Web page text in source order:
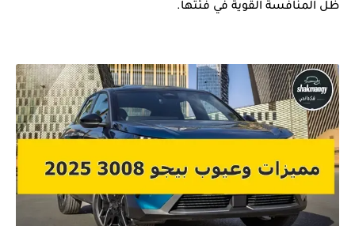
ظل المنافسة القوية في فئتها.